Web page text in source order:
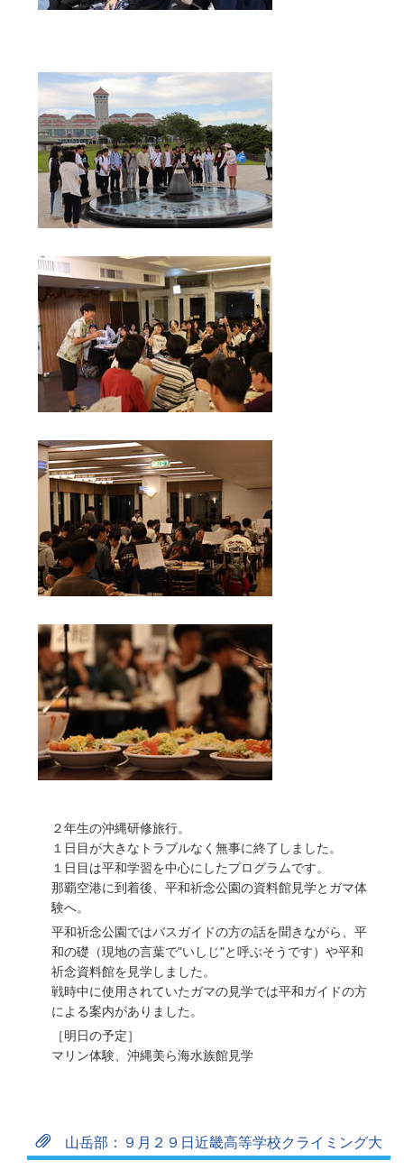
２年生の沖縄研修旅行。
１日目が大きなトラブルなく無事に終了しました。
１日目は平和学習を中心にしたプログラムです。
那覇空港に到着後、平和祈念公園の資料館見学とガマ体
験へ。
平和祈念公園ではバスガイドの方の話を聞きながら、平
和の礎（現地の言葉で"いしじ"と呼ぶそうです）や平和
祈念資料館を見学しました。
戦時中に使用されていたガマの見学では平和ガイドの方
による案内がありました。
［明日の予定］
マリン体験、沖縄美ら海水族館見学
山岳部：９月２９日近畿高等学校クライミング大